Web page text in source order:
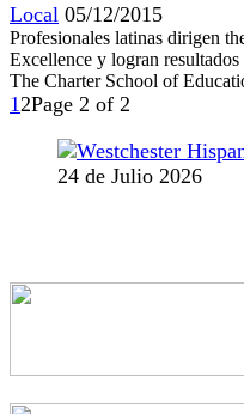
Local 05/12/2015
Profesionales latinas dirigen
Excellence y logran
The Charter School of
1 2Page 2 of 2
24 de Julio 2026